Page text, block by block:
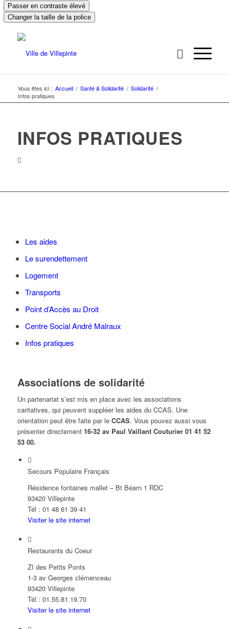
Passer en contraste élevé
Changer la taille de la police
Vous êtes ici : Accueil / Santé & Solidarité / Solidarité /
Infos pratiques
INFOS PRATIQUES
Les aides
Le surendettement
Logement
Transports
Point d’Accès au Droit
Centre Social André Malraux
Infos pratiques
Associations de solidarité
Un partenariat s’est mis en place avec les associations
caritatives, qui peuvent suppléer les aides du CCAS. Une
orientation peut être faite par le CCAS. Vous pouvez aussi vous
présenter directement 16-32 av Paul Vaillant Couturier 01 41 52
53 00.
Secours Populaire Français
Résidence fontaines mallet – Bt Béarn 1 RDC
93420 Villepinte
Tél : 01 48 61 39 41
Visiter le site internet
Restaurants du Coeur
ZI des Petits Ponts
1-3 av Georges clémenceau
93420 Villepinte
Tél : 01.55.81.19.70
Visiter le site internet